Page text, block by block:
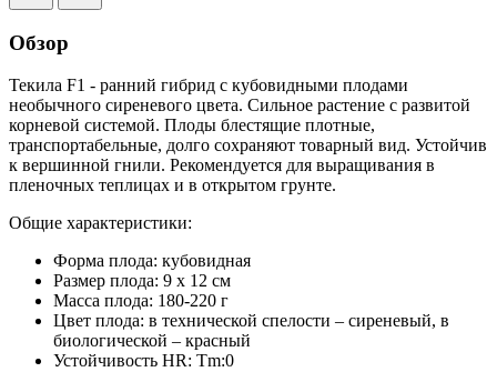
Обзор
Текила F1 - ранний гибрид с кубовидными плодами
необычного сиреневого цвета. Сильное растение с развитой
корневой системой. Плоды блестящие плотные,
транспортабельные, долго сохраняют товарный вид. Устойчив
к вершинной гнили. Рекомендуется для выращивания в
пленочных теплицах и в открытом грунте.
Общие характеристики:
Форма плода: кубовидная
Размер плода: 9 х 12 см
Масса плода: 180-220 г
Цвет плода: в технической спелости – сиреневый, в
биологической – красный
Устойчивость HR: Tm:0